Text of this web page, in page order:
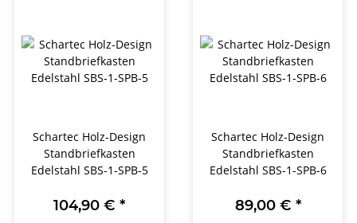
Schartec Holz-Design
Standbriefkasten
Edelstahl SBS-1-SPB-5
104,90 € *
Schartec Holz-Design
Standbriefkasten
Edelstahl SBS-1-SPB-6
89,00 € *